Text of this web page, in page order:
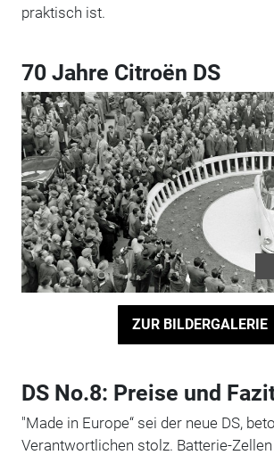
praktisch ist.
70 Jahre Citroën DS
ZUR BILDERGALERIE
DS No.8: Preise und
"Made in Europe“ sei der neue DS,
Verantwortlichen stolz. Batterie-